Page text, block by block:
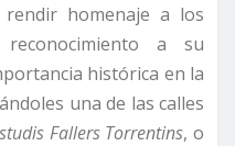
homenaje a los
a su
histórica en la
una de las calles
Fallers Torrentins, o